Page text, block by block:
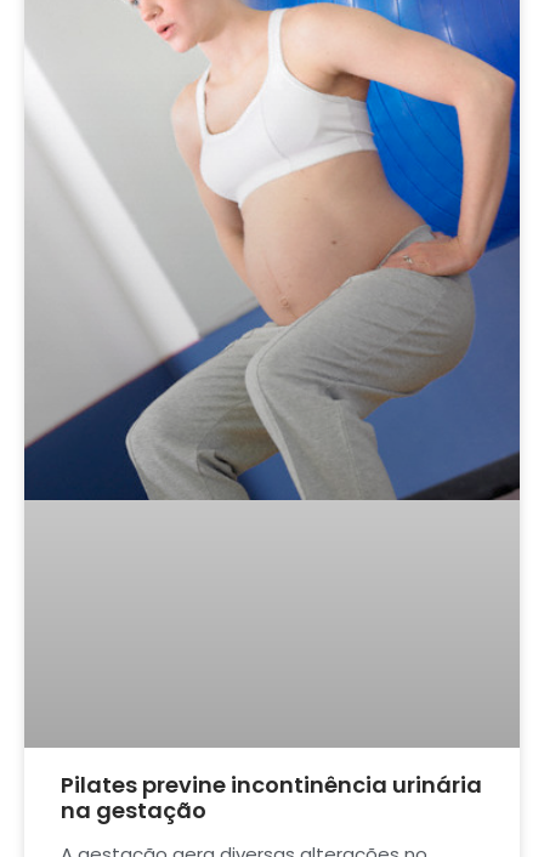
Pilates previne incontinência urinária
na gestação